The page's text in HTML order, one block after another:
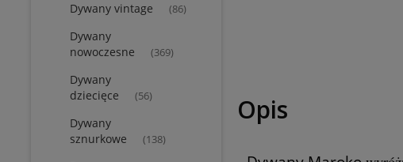
Dywany vintage (86)
Dywany
nowoczesne
(369)
Dywany
dziecięce
(56)
Dywany
sznurkowe
(138)
Opis